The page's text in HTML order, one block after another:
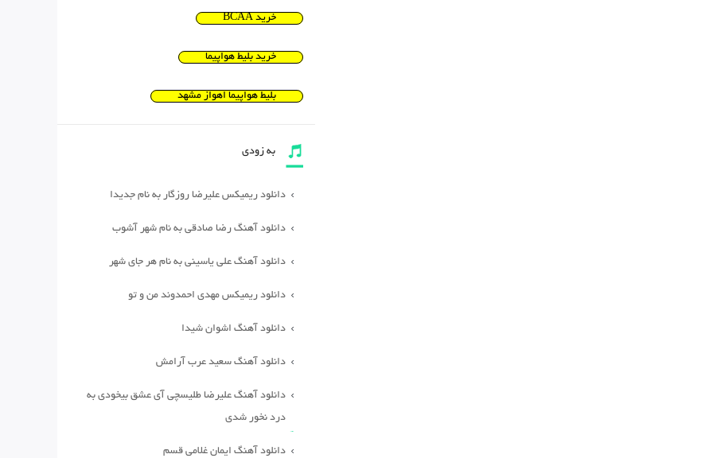
خرید BCAA
خرید بلیط هواپیما
بلیط هواپیما اهواز مشهد
به زودی
دانلود ریمیکس علیرضا روزگار به نام جدیدا
دانلود آهنگ رضا صادقی به نام شهر آشوب
دانلود آهنگ علی یاسینی به نام هر جای شهر
دانلود ریمیکس مهدی احمدوند من و تو
دانلود آهنگ اشوان شیدا
دانلود آهنگ سعید عرب آرامش
دانلود آهنگ علیرضا طلیسچی آی عشق بیخودی به
درد نخور شدی
دانلود آهنگ ایمان غلامی قسم